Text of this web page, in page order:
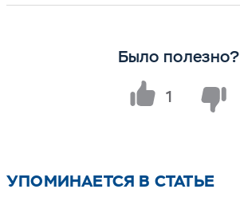
Было полезно?
1
УПОМИНАЕТСЯ В СТАТЬЕ